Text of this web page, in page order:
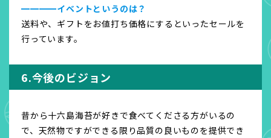
━━━━イベントというのは？
送料や、ギフトをお値打ち価格にするといったセールを
行っています。
6.今後のビジョン
昔から十六島海苔が好きで食べてくださる方がいるの
で、天然物ですができる限り品質の良いものを提供でき